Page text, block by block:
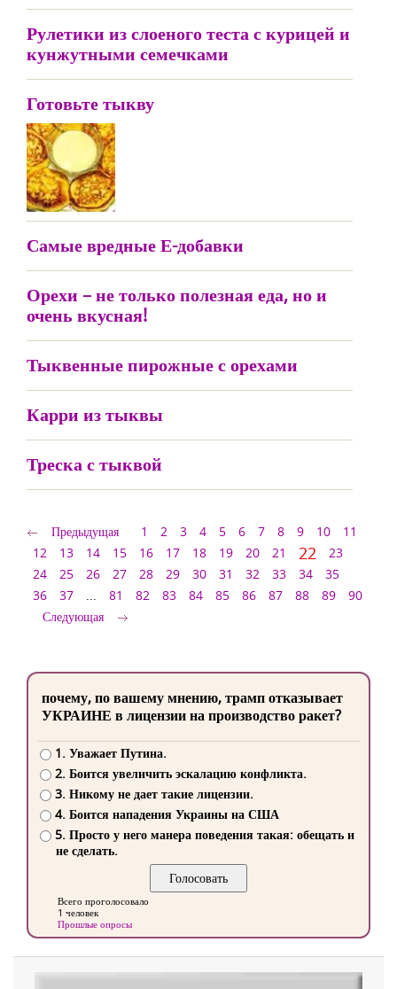
Рулетики из слоеного теста с курицей и
кунжутными семечками
Готовьте тыкву
Самые вредные Е-добавки
Орехи – не только полезная еда, но и
очень вкусная!
Тыквенные пирожные с орехами
Карри из тыквы
Треска с тыквой
Предыдущая 1 2 3 4 5 6 7 8 9 10
11
12
13 14 15 16 17 18 19 20 21 22
23
24
25 26 27 28 29 30 31 32 33 34
35
36
37 ... 81 82 83 84 85 86 87 88 89
90
Следующая
почему, по вашему мнению, трамп отказывает
УКРАИНЕ в лицензии на производство ракет?
1. Уважает Путина.
2. Боится увеличить эскалацию конфликта.
3. Никому не дает такие лицензии.
4. Боится нападения Украины на США
5. Просто у него манера поведения такая: обещать и
не сделать.
Всего проголосовало
1 человек
Прошлые опросы